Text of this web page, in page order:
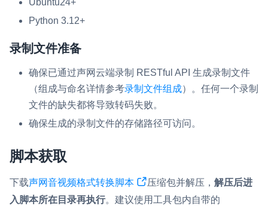
物的实时互动连接
实时互动扩展能力
实时转录翻译
快速实现实时的语音转写功能
微呼叫
Status Page
Python 3.12+
录制文件准备
确保已通过声网云端录制 RESTful API 生成录制文件
（组成与命名详情参考录制文件组成）。任何一个录制
文件的缺失都将导致转码失败。
确保生成的录制文件的存储路径可访问。
脚本获取
下载声网音视频格式转换脚本 压缩包并解压， 解压后进
入脚本所在目录再执行。建议使用工具包内自带的